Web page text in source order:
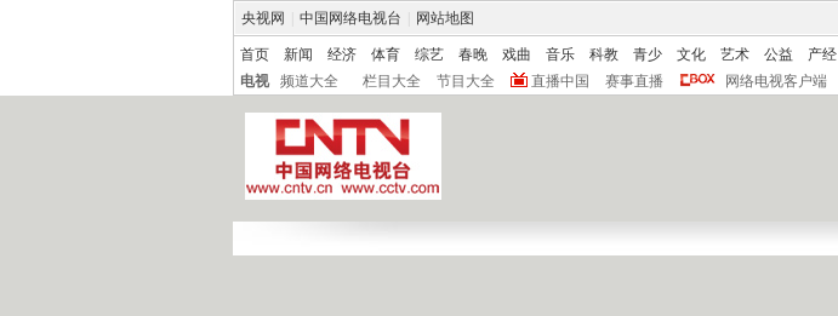
央视网 中国网络电视台 网站地图
首页 新闻 经济 体育 综艺 春晚 戏曲 音乐 科教 青少 文化 艺术 公益 产经
电视
频道大全 栏目大全 节目大全 直播中国 赛事直播 网络电视客户端